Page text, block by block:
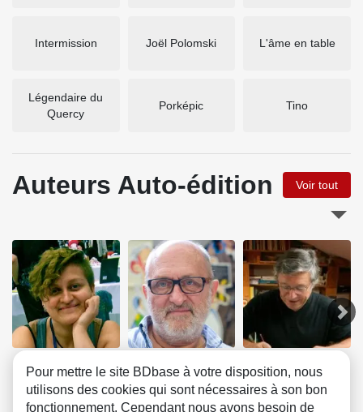
Intermission Joël Polomski L'âme en table
Légendaire du
Quercy
Porképic Tino
Auteurs Auto-édition Voir tout
Pour mettre le site BDbase à votre disposition, nous
utilisons des cookies qui sont nécessaires à son bon
fonctionnement. Cependant nous avons besoin de